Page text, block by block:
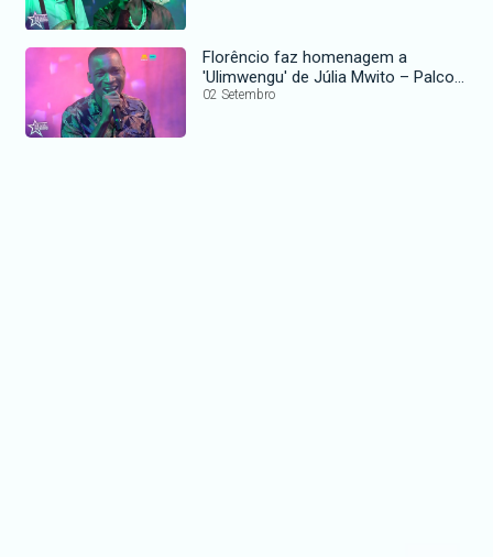
Florêncio faz homenagem a
'Ulimwengu' de Júlia Mwito – Palco
dos Sonhos
02 Setembro